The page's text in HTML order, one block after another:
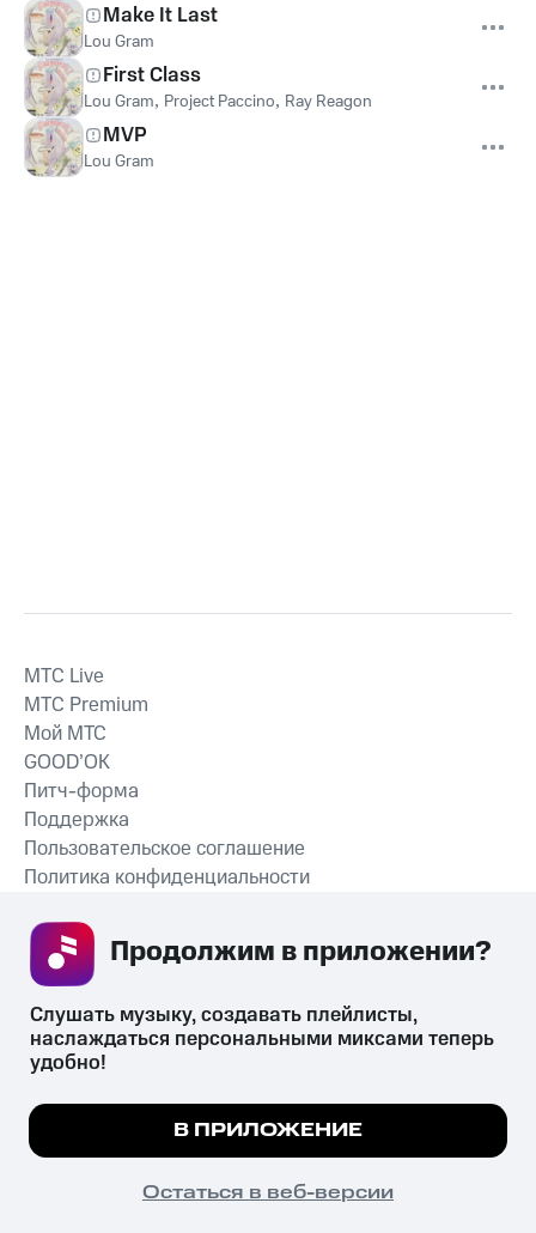
Make It Last
Lou Gram
First Class
Lou Gram, Project Paccino, Ray Reagon
MVP
Lou Gram
СКАЧАТЬ ПРИЛОЖЕНИЕ
MTС Live
MTС Premium
Мой МТС
GOOD’OK
Питч-форма
Поддержка
Пользовательское соглашение
Политика конфиденциальности
психотропных веществ, их аналогов причиняет вред здоровью,
их незаконный оборот запрещён и влечёт установленную
законодательством ответственность.
© 2026 ООО «КИОН».
Все права защищены
Мы используем куки, чтобы на сайте все
Подробнее
ПОНЯТНО
Слушать музыку, создавать плейлисты,
наслаждаться персональными миксами теперь
удобно!
В ПРИЛОЖЕНИЕ
Остаться в веб-версии